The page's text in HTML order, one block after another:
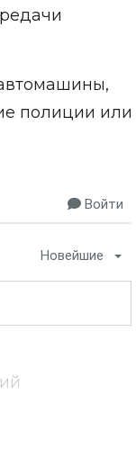
полиции или
Войти
Новейшие